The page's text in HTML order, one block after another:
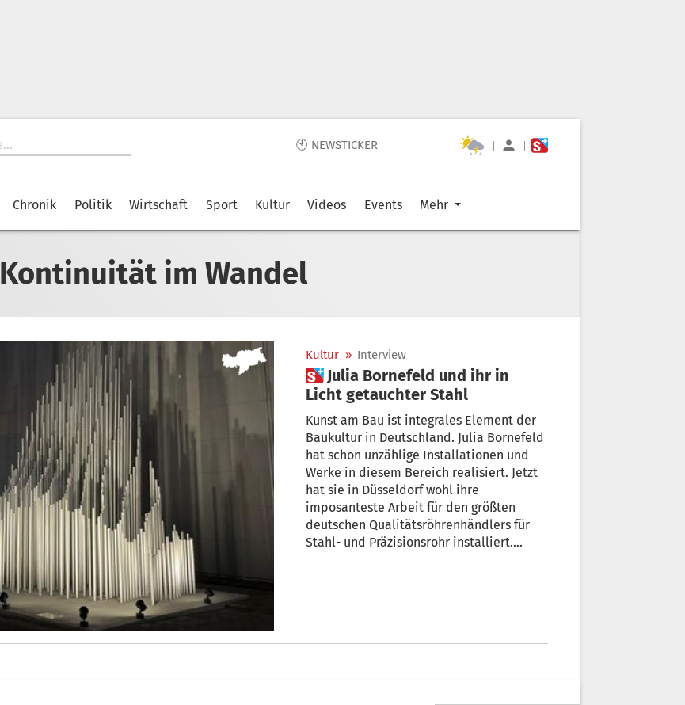
🕙 NEWSTICKER | |
Chronik Politik Wirtschaft Sport Kultur Videos Events Mehr
Kontinuität im Wandel
Kultur » Interview
 Julia Bornefeld und ihr in
Licht getauchter Stahl
Kunst am Bau ist integrales Element der
Baukultur in Deutschland. Julia Bornefeld
hat schon unzählige Installationen und
Werke in diesem Bereich realisiert. Jetzt
hat sie in Düsseldorf wohl ihre
imposanteste Arbeit für den größten
deutschen Qualitätsröhrenhändlers für
Stahl- und Präzisionsrohr installiert.